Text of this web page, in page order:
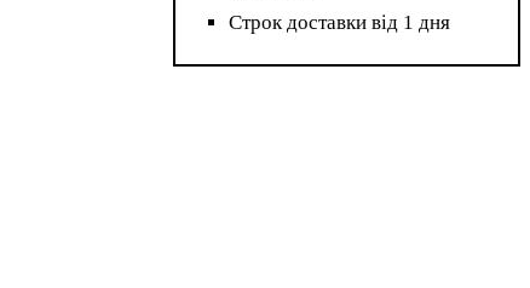
Строк доставки від 1 дня